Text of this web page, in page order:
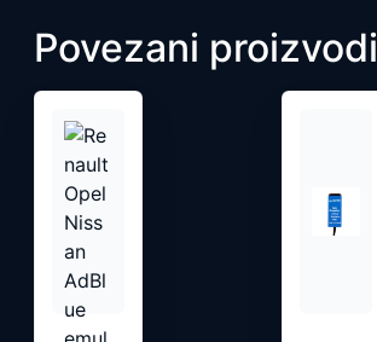
Povezani proizvodi